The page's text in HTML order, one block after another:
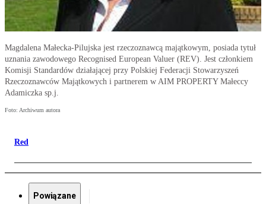
Magdalena Małecka-Pilujska jest rzeczoznawcą majątkowym, posiada tytuł
uznania zawodowego Recognised European Valuer (REV). Jest członkiem
Komisji Standardów działającej przy Polskiej Federacji Stowarzyszeń
Rzeczoznawców Majątkowych i partnerem w AIM PROPERTY Małeccy
Adamiczka sp.j.
Foto: Archiwum autora
Red
Powiązane